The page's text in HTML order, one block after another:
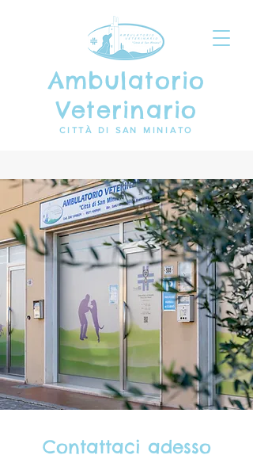
Ambulatorio
Veterinario
CITTÀ DI SAN MINIATO
Contattaci adesso